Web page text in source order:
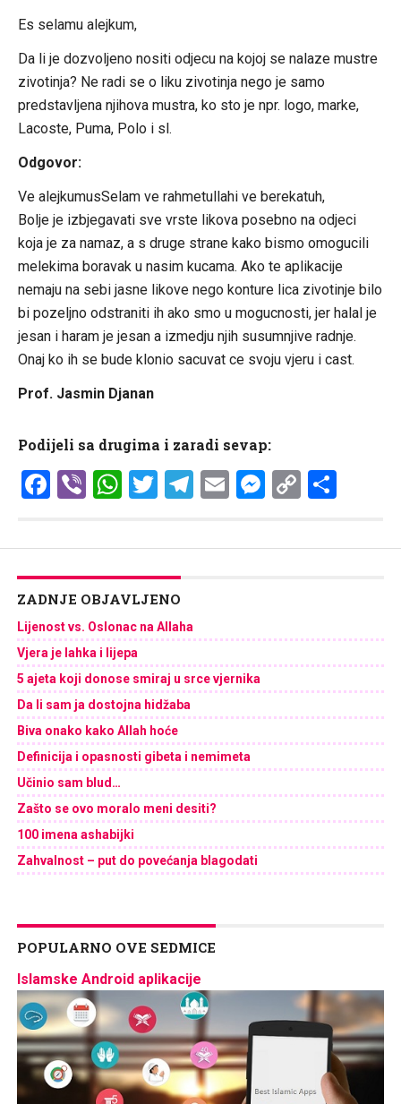
Es selamu alejkum,
Da li je dozvoljeno nositi odjecu na kojoj se nalaze mustre
zivotinja? Ne radi se o liku zivotinja nego je samo
predstavljena njihova mustra, ko sto je npr. logo, marke,
Lacoste, Puma, Polo i sl.
Odgovor:
Ve alejkumusSelam ve rahmetullahi ve berekatuh,
Bolje je izbjegavati sve vrste likova posebno na odjeci
koja je za namaz, a s druge strane kako bismo omogucili
melekima boravak u nasim kucama. Ako te aplikacije
nemaju na sebi jasne likove nego konture lica zivotinje bilo
bi pozeljno odstraniti ih ako smo u mogucnosti, jer halal je
jesan i haram je jesan a izmedju njih susumnjive radnje.
Onaj ko ih se bude klonio sacuvat ce svoju vjeru i cast.
Prof. Jasmin Djanan
Podijeli sa drugima i zaradi sevap:
Facebook
ViberWhatsApp
Twitter
Telegram
EmailCopy
ZADNJE OBJAVLJENO
Lijenost vs. Oslonac na Allaha
Vjera je lahka i lijepa
5 ajeta koji donose smiraj u srce vjernika
Da li sam ja dostojna hidžaba
Biva onako kako Allah hoće
Definicija i opasnosti gibeta i nemimeta
Učinio sam blud…
Zašto se ovo moralo meni desiti?
100 imena ashabijki
Zahvalnost – put do povećanja blagodati
POPULARNO OVE SEDMICE
Islamske Android aplikacije